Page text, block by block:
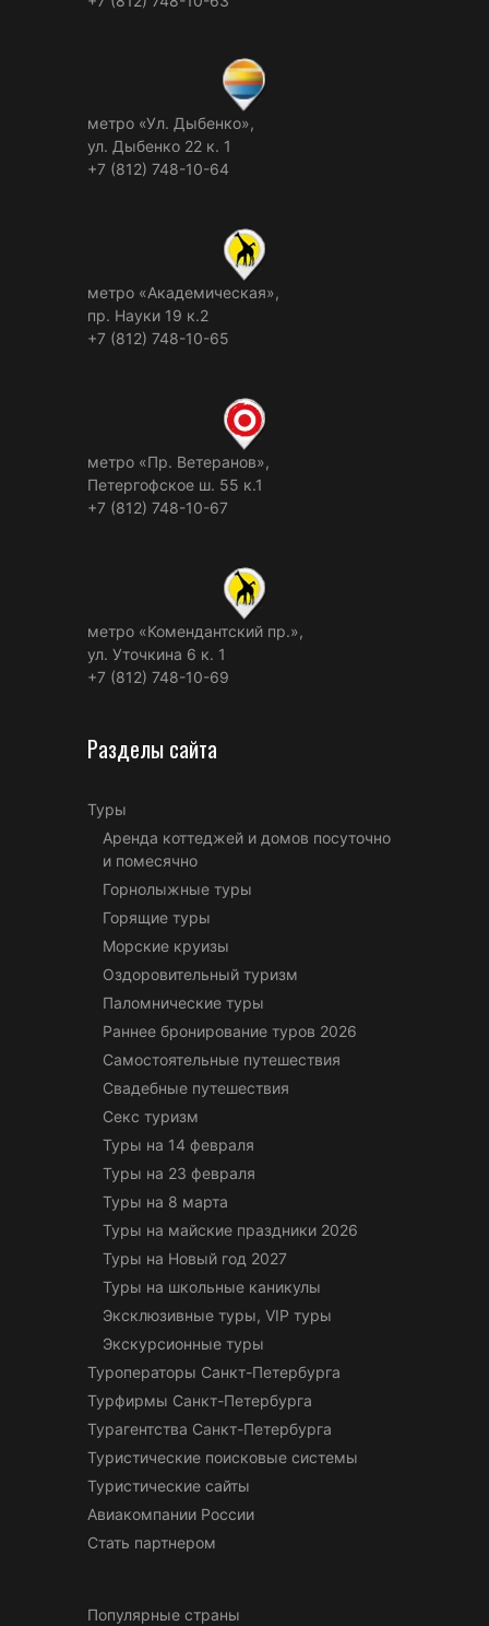
метро «Ул. Дыбенко»,
ул. Дыбенко 22 к. 1
+7 (812) 748-10-64
метро «Академическая»,
пр. Науки 19 к.2
+7 (812) 748-10-65
метро «Пр. Ветеранов»,
Петергофское ш. 55 к.1
+7 (812) 748-10-67
метро «Комендантский пр.»,
ул. Уточкина 6 к. 1
+7 (812) 748-10-69
Разделы сайта
Туры
Аренда коттеджей и домов посуточно
и помесячно
Горнолыжные туры
Горящие туры
Морские круизы
Оздоровительный туризм
Паломнические туры
Раннее бронирование туров 2026
Самостоятельные путешествия
Свадебные путешествия
Секс туризм
Туры на 14 февраля
Туры на 23 февраля
Туры на 8 марта
Туры на майские праздники 2026
Туры на Новый год 2027
Туры на школьные каникулы
Эксклюзивные туры, VIP туры
Экскурсионные туры
Туроператоры Санкт-Петербурга
Турфирмы Санкт-Петербурга
Турагентства Санкт-Петербурга
Туристические поисковые системы
Туристические сайты
Авиакомпании России
Стать партнером
Популярные страны